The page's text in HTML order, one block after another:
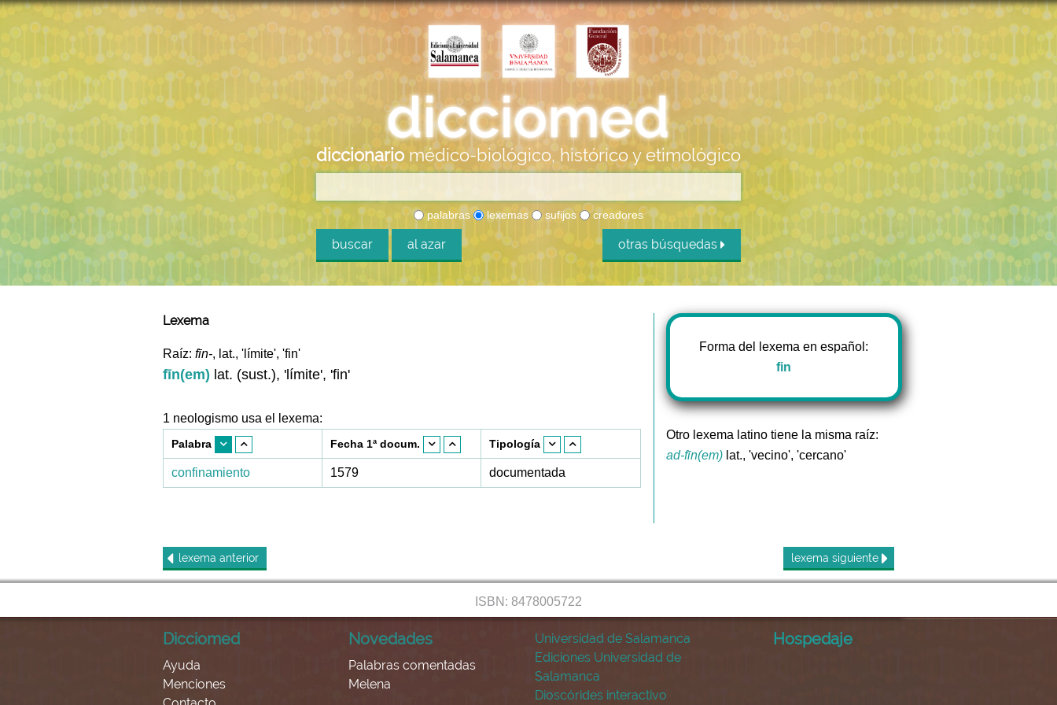
diccionario médico-biológico, histórico y etimológico
palabras lexemas sufijos creadores
buscar al azar otras búsquedas
Lexema
Raíz: fīn-, lat., 'límite', 'fin'
fīn(em) lat. (sust.), 'límite', 'fin'
1 neologismo usa el lexema:
Palabra Fecha 1ª docum. Tipología
confinamiento 1579 documentada
Forma del lexema en español:
fin
Otro lexema latino tiene la misma raíz:
ad-fīn(em)lat., 'vecino', 'cercano'
lexema anterior lexema siguiente
ISBN: 8478005722
Dicciomed
Ayuda
Menciones
Novedades
Palabras comentadas
Melena
Universidad de Salamanca
Ediciones Universidad de
Salamanca
Dioscórides interactivo
Hospedaje